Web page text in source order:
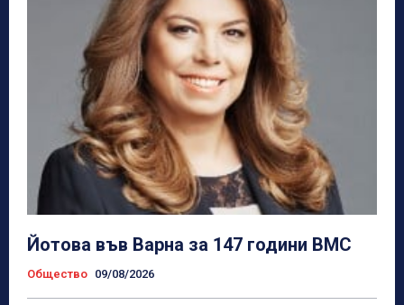
Йотова във Варна за 147 години ВМС
Общество 09/08/2026